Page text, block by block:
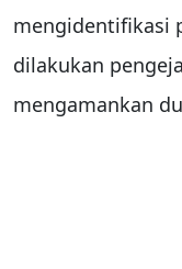
mengidentifikasi
dilakukan
mengamankan